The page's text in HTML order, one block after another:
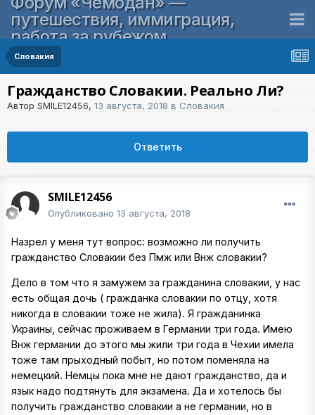
путешествия, иммиграция,
работа за рубежом
Словакия
Гражданство Словакии. Реально Ли?
Автор SMILE12456, 13 августа, 2018 в Словакия
Ответить
SMILE12456
Опубликовано 13 августа, 2018
Назрел у меня тут вопрос: возможно ли получить
гражданство Словакии без Пмж или Внж словакии?
Дело в том что я замужем за гражданина словакии, у нас
есть общая дочь ( гражданка словакии по отцу, хотя
никогда в словакии тоже не жила). Я гражданинка
Украины, сейчас проживаем в Германии три года. Имею
Внж германии до этого мы жили три года в Чехии имела
тоже там прыходный побыт, но потом поменяла на
немецкий. Немцы пока мне не дают гражданство, да и
язык надо подтянуть для экзамена. Да и хотелось бы
получить гражданство словакии а не германии, но в